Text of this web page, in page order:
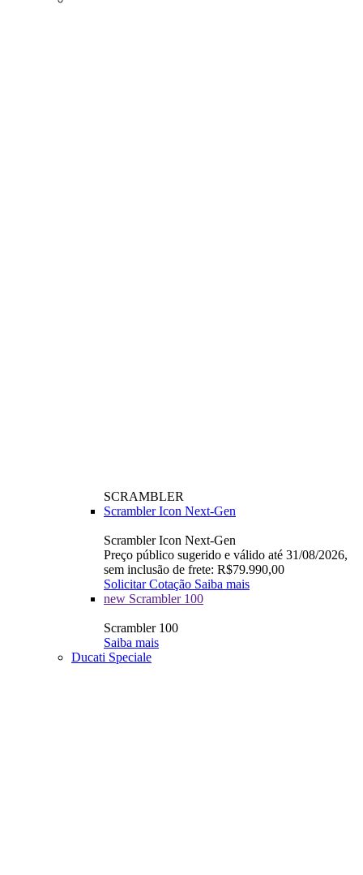
SCRAMBLER
Scrambler Icon Next-Gen
Scrambler Icon Next-Gen
Preço público sugerido e válido até 31/08/2026,
sem inclusão de frete: R$79.990,00
Solicitar Cotação Saiba mais
new Scrambler 100
Scrambler 100
Saiba mais
Ducati Speciale